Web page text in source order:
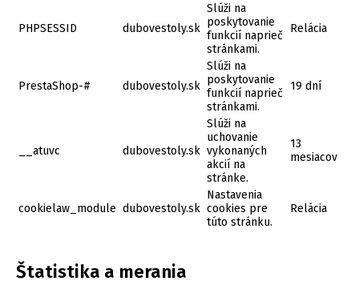
PHPSESSID dubovestoly.sk
Slúži na
poskytovanie
funkcií naprieč
stránkami.
Relácia
PrestaShop-# dubovestoly.sk
Slúži na
poskytovanie
funkcií naprieč
stránkami.
19 dní
__atuvc dubovestoly.sk
Slúži na
uchovanie
vykonaných
akcií na
stránke.
13
mesiacov
cookielaw_module dubovestoly.sk
Nastavenia
cookies pre
túto stránku.
Relácia
Štatistika a merania